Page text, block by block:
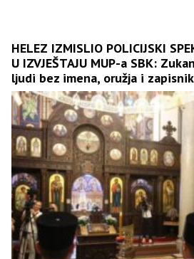
HELEZ IZMISLIO POLICIJSKI
U IZVJEŠTAJU MUP-a SBK:
ljudi bez imena, oružja i